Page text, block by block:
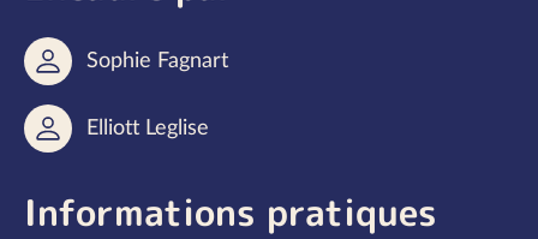
Sophie Fagnart
Elliott Leglise
Informations pratiques